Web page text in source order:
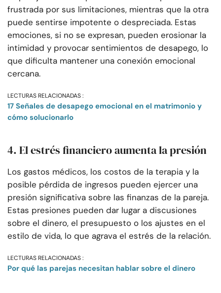
frustrada por sus limitaciones, mientras que la otra
puede sentirse impotente o despreciada. Estas
emociones, si no se expresan, pueden erosionar la
intimidad y provocar sentimientos de desapego, lo
que dificulta mantener una conexión emocional
cercana.
LECTURAS RELACIONADAS :
17 Señales de desapego emocional en el matrimonio y
cómo solucionarlo
4. El estrés financiero aumenta la presión
Los gastos médicos, los costos de la terapia y la
posible pérdida de ingresos pueden ejercer una
presión significativa sobre las finanzas de la pareja.
Estas presiones pueden dar lugar a discusiones
sobre el dinero, el presupuesto o los ajustes en el
estilo de vida, lo que agrava el estrés de la relación.
LECTURAS RELACIONADAS :
Por qué las parejas necesitan hablar sobre el dinero